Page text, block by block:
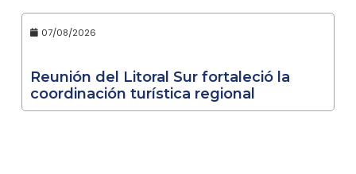
07/08/2026
Reunión del Litoral Sur fortaleció la
coordinación turística regional